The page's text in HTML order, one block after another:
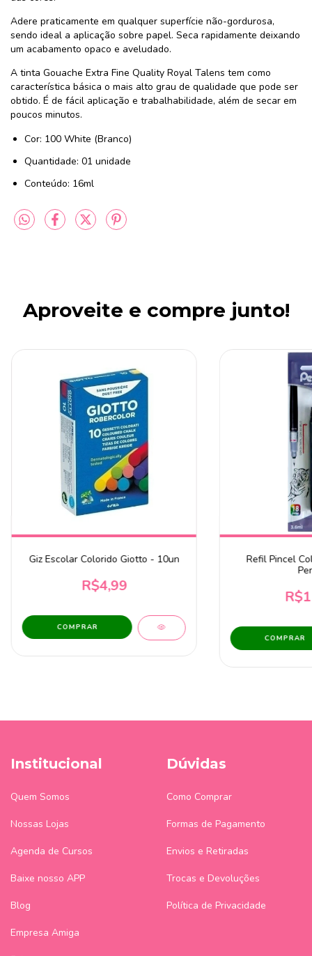
Adere praticamente em qualquer superfície não-gordurosa,
sendo ideal a aplicação sobre papel. Seca rapidamente deixando
um acabamento opaco e aveludado.
A tinta Gouache Extra Fine Quality Royal Talens tem como
característica básica o mais alto grau de qualidade que pode ser
obtido. É de fácil aplicação e trabalhabilidade, além de secar em
poucos minutos.
Cor: 100 White (Branco)
Quantidade: 01 unidade
Conteúdo: 16ml
Aproveite e compre junto!
Giz Escolar Colorido Giotto - 10un
R$4,99
Refil Pincel
Institucional
Quem Somos
Nossas Lojas
Agenda de Cursos
Baixe nosso APP
Blog
Empresa Amiga
Dúvidas
Como Comprar
Formas de Pagamento
Envios e Retiradas
Trocas e Devoluções
Política de Privacidade